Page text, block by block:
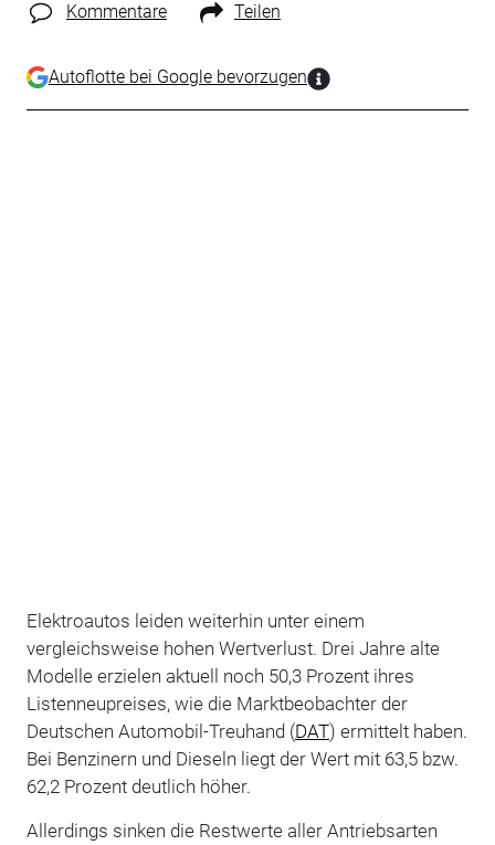
Kommentare Teilen
Autoflotte bei Google bevorzugen
Elektroautos leiden weiterhin unter einem
vergleichsweise hohen Wertverlust. Drei Jahre alte
Modelle erzielen aktuell noch 50,3 Prozent ihres
Listenneupreises, wie die Marktbeobachter der
Deutschen Automobil-Treuhand (DAT) ermittelt haben.
Bei Benzinern und Dieseln liegt der Wert mit 63,5 bzw.
62,2 Prozent deutlich höher.
Allerdings sinken die Restwerte aller Antriebsarten